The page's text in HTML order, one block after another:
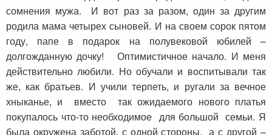
сомнения мужа. И вот раз за разом, один за другим
родила мама четырех сыновей. И на своем сорок пятом
году, папе в подарок на полувековой юбилей –
долгожданную дочку! Оптимистичное начало. И меня
действительно любили. Но обучали и воспитывали так
же, как братьев. И учили терпеть, и ругали за вечное
хныканье, и вместо так ожидаемого нового платья
покупалось что-то необходимое для большой семьи. Я
была окружена заботой, с одной стороны, а с другой –